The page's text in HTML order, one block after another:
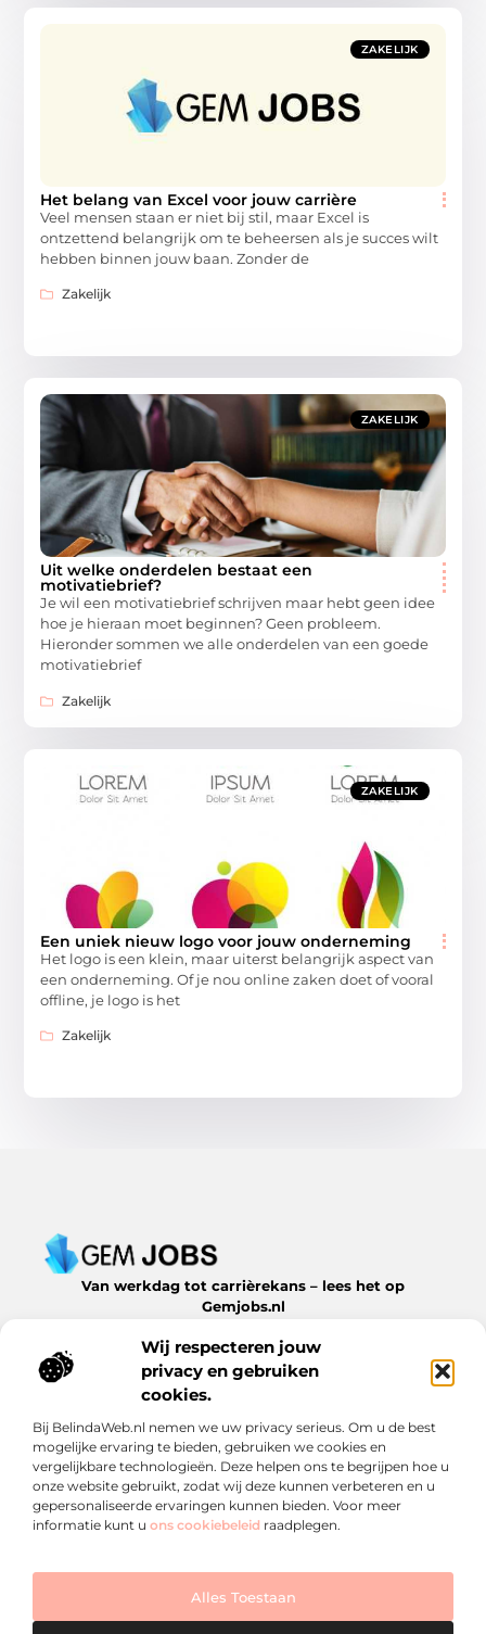
Wij respecteren jouw
privacy en gebruiken
cookies.
Bij BelindaWeb.nl nemen we uw privacy serieus. Om u de best
mogelijke ervaring te bieden, gebruiken we cookies en
vergelijkbare technologieën. Deze helpen ons te begrijpen hoe u
onze website gebruikt, zodat wij deze kunnen verbeteren en u
gepersonaliseerde ervaringen kunnen bieden. Voor meer
informatie kunt u ons cookiebeleid raadplegen.
Alles Toestaan
ZAKELIJK
Het belang van Excel voor jouw carrière
Veel mensen staan er niet bij stil, maar Excel is
ontzettend belangrijk om te beheersen als je succes wilt
hebben binnen jouw baan. Zonder de
Zakelijk
ZAKELIJK
Uit welke onderdelen bestaat een
motivatiebrief?
Je wil een motivatiebrief schrijven maar hebt geen idee
hoe je hieraan moet beginnen? Geen probleem.
Hieronder sommen we alle onderdelen van een goede
motivatiebrief
Zakelijk
ZAKELIJK
Een uniek nieuw logo voor jouw onderneming
Het logo is een klein, maar uiterst belangrijk aspect van
een onderneming. Of je nou online zaken doet of vooral
offline, je logo is het
Zakelijk
Van werkdag tot carrièrekans – lees het op
Gemjobs.nl
arbeidsmarkt en jouw loopbaan te bieden hebben.
Bericht categorie
Onze informatie